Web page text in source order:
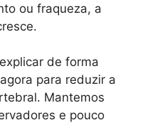
ou fraqueza, a
de forma
para reduzir a
Mantemos
e pouco